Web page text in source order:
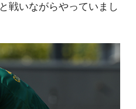
戦いながらやっていまし